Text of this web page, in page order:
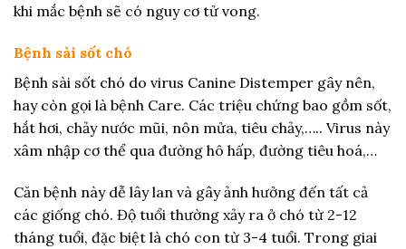
khi mắc bệnh sẽ có nguy cơ tử vong.
Bệnh sài sốt chó
Bệnh sài sốt chó do virus Canine Distemper gây nên,
hay còn gọi là bệnh Care. Các triệu chứng bao gồm sốt,
hắt hơi, chảy nước mũi, nôn mửa, tiêu chảy,….. Virus này
xâm nhập cơ thể qua đường hô hấp, đường tiêu hoá,…
Căn bệnh này dễ lây lan và gây ảnh hưởng đến tất cả
các giống chó. Độ tuổi thường xảy ra ở chó từ 2-12
tháng tuổi, đặc biệt là chó con từ 3-4 tuổi. Trong giai